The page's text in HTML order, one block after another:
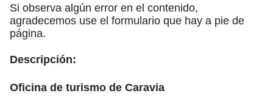
Si observa algún error en el contenido,
agradecemos use el formulario que hay a pie de
página.
Descripción:
Oficina de turismo de Caravia